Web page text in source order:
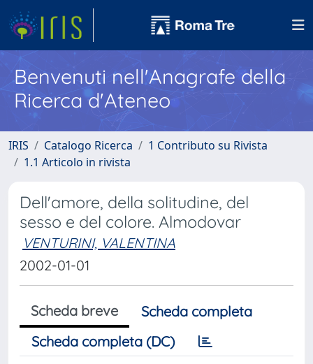
Benvenuti nell'Anagrafe della
Ricerca d'Ateneo
IRIS Catalogo Ricerca
1 Contributo su Rivista
1.1 Articolo in rivista
Dell'amore, della solitudine, del
sesso e del colore. Almodovar
VENTURINI, VALENTINA
2002-01-01
Scheda breve
Scheda completa
Scheda completa (DC)